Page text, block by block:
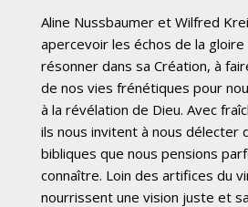
Aline Nussbaumer et Wilfred
apercevoir les échos de la
résonner dans sa Création, à
de nos vies frénétiques pour
à la révélation de Dieu. Avec
ils nous invitent à nous délecter
bibliques que nous pensions
connaître. Loin des artifices du
nourrissent une vision juste et